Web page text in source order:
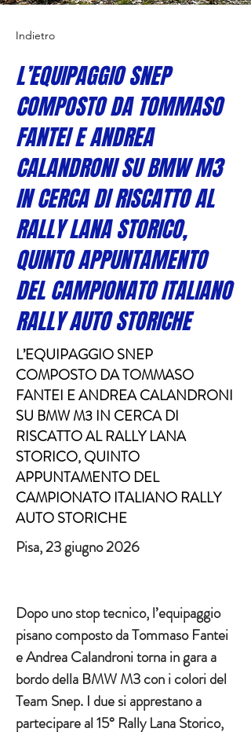
Indietro
L’EQUIPAGGIO SNEP
COMPOSTO DA TOMMASO
FANTEI E ANDREA
CALANDRONI SU BMW M3
IN CERCA DI RISCATTO AL
RALLY LANA STORICO,
QUINTO APPUNTAMENTO
DEL CAMPIONATO ITALIANO
RALLY AUTO STORICHE
L’EQUIPAGGIO SNEP
COMPOSTO DA TOMMASO
FANTEI E ANDREA CALANDRONI
SU BMW M3 IN CERCA DI
RISCATTO AL RALLY LANA
STORICO, QUINTO
APPUNTAMENTO DEL
CAMPIONATO ITALIANO RALLY
AUTO STORICHE
Pisa, 23 giugno 2026
Dopo uno stop tecnico, l’equipaggio
pisano composto da Tommaso Fantei
e Andrea Calandroni torna in gara a
bordo della BMW M3 con i colori del
Team Snep. I due si apprestano a
partecipare al 15° Rally Lana Storico,